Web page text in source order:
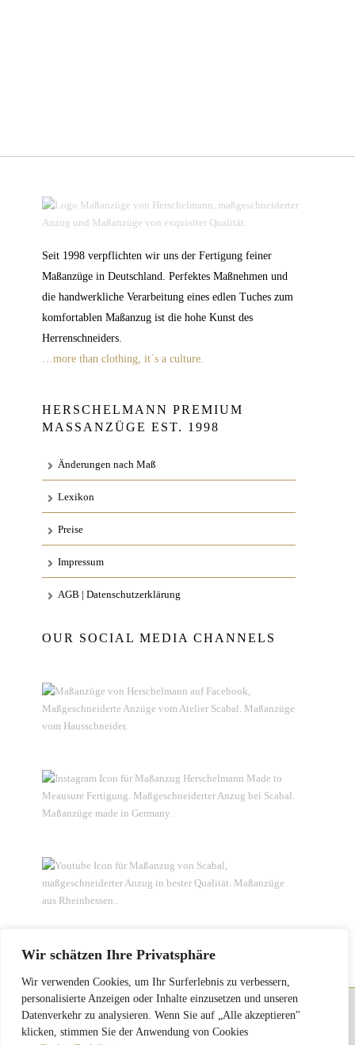
Wir schätzen Ihre Privatsphäre
Wir verwenden Cookies, um Ihr Surferlebnis zu verbessern,
personalisierte Anzeigen oder Inhalte einzusetzen und unseren
Datenverkehr zu analysieren. Wenn Sie auf „Alle akzeptieren"
klicken, stimmen Sie der Anwendung von Cookies
Seit 1998 verpflichten wir uns der Fertigung feiner
Maßanzüge in Deutschland. Perfektes Maßnehmen und
die handwerkliche Verarbeitung eines edlen Tuches zum
komfortablen Maßanzug ist die hohe Kunst des
Herrenschneiders.
…more than clothing, it´s a culture.
HERSCHELMANN PREMIUM
MASSANZÜGE EST. 1998
Änderungen nach Maß
Lexikon
Preise
Impressum
AGB | Datenschutzerklärung
OUR SOCIAL MEDIA CHANNELS
Atelier FRANKFURT : Herschelmann Maßanzüge • Feine Maßkleidung im Home
Service • Theodor Heuss Ring 72-74 • D 55232 Alzey •t +49 (0)6731 948850